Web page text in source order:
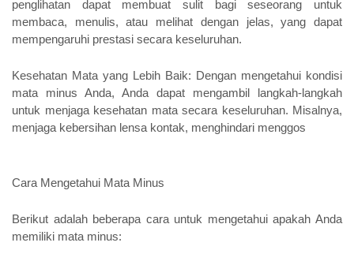
penglihatan dapat membuat sulit bagi seseorang untuk
membaca, menulis, atau melihat dengan jelas, yang dapat
mempengaruhi prestasi secara keseluruhan.
Kesehatan Mata yang Lebih Baik: Dengan mengetahui kondisi
mata minus Anda, Anda dapat mengambil langkah-langkah
untuk menjaga kesehatan mata secara keseluruhan. Misalnya,
menjaga kebersihan lensa kontak, menghindari menggos
Cara Mengetahui Mata Minus
Berikut adalah beberapa cara untuk mengetahui apakah Anda
memiliki mata minus: